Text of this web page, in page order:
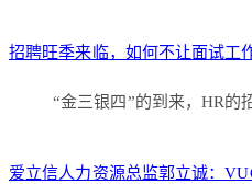
招聘旺季来临，如何不让面试工
“金三银四”的到来，HR的
爱立信人力资源总监郭立诚：